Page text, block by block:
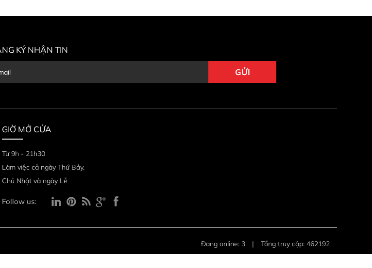
KÝ NHẬN TIN
GIỜ MỞ CỬA
Từ 9h - 21h30
Làm việc cả ngày Thứ Bảy,
Chủ Nhật và ngày Lễ
Follow us:
Đang online: 3 | Tổng truy cập: 462192